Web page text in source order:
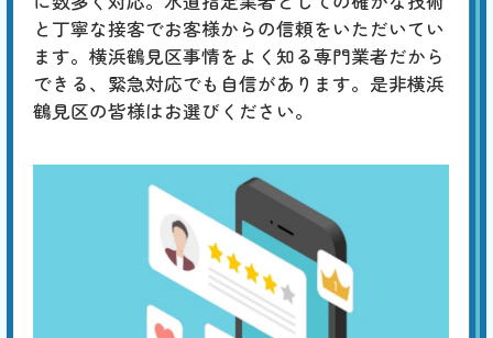
引
「チョロチョロ」「カラカラ」「シューシュー」はタンク内の部品の劣
化、「ゴボゴボ」「ゴー」「ブーン」は配管のつまりや劣化、「ゴンゴ
ン」「ガンッ」は水道管内圧力の急激な変化によるウォーターハンマー
現象、「コンコン」「カンカン」は冬場に発生する排水管の膨張などが
原因と考えられます。専門の業者による適切な対策が必要です。
と丁寧な接客でお客様からの信頼をいただいてい
ます。横浜鶴見区事情をよく知る専門業者だから
できる、緊急対応でも自信があります。是非横浜
鶴見区の皆様はお選びください。